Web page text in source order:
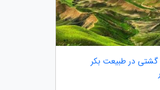
گشتی در طبیعت بکر